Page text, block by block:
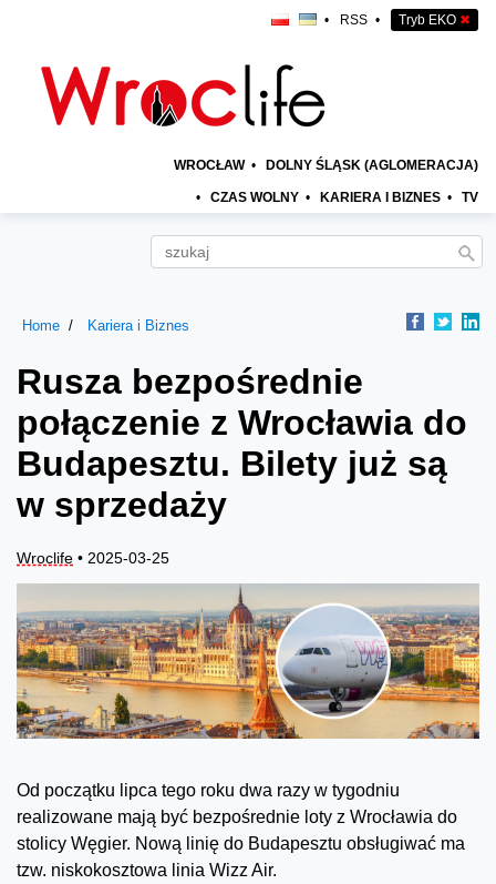
• RSS • Tryb EKO ✖
WROCŁAW • DOLNY ŚLĄSK (AGLOMERACJA)
• CZAS WOLNY • KARIERA I BIZNES • TV
Home Kariera i Biznes
Rusza bezpośrednie
połączenie z Wrocławia do
Budapesztu. Bilety już są
w sprzedaży
Wroclife • 2025-03-25
Od początku lipca tego roku dwa razy w tygodniu
realizowane mają być bezpośrednie loty z Wrocławia do
stolicy Węgier. Nową linię do Budapesztu obsługiwać ma
tzw. niskokosztowa linia Wizz Air.